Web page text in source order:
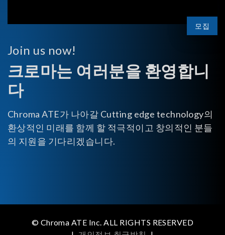
모집
Join us now!
크로마는 여러분을 환영합니
다
Chroma ATE가 나아갈 Cutting edge technology의
환상적인 미래를 함께 할 적극적이고 창의적인 분들
의 지원을 기다리겠습니다.
© Chroma ATE Inc. ALL RIGHTS RESERVED